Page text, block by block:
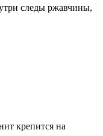
следы ржавчины,
крепится на